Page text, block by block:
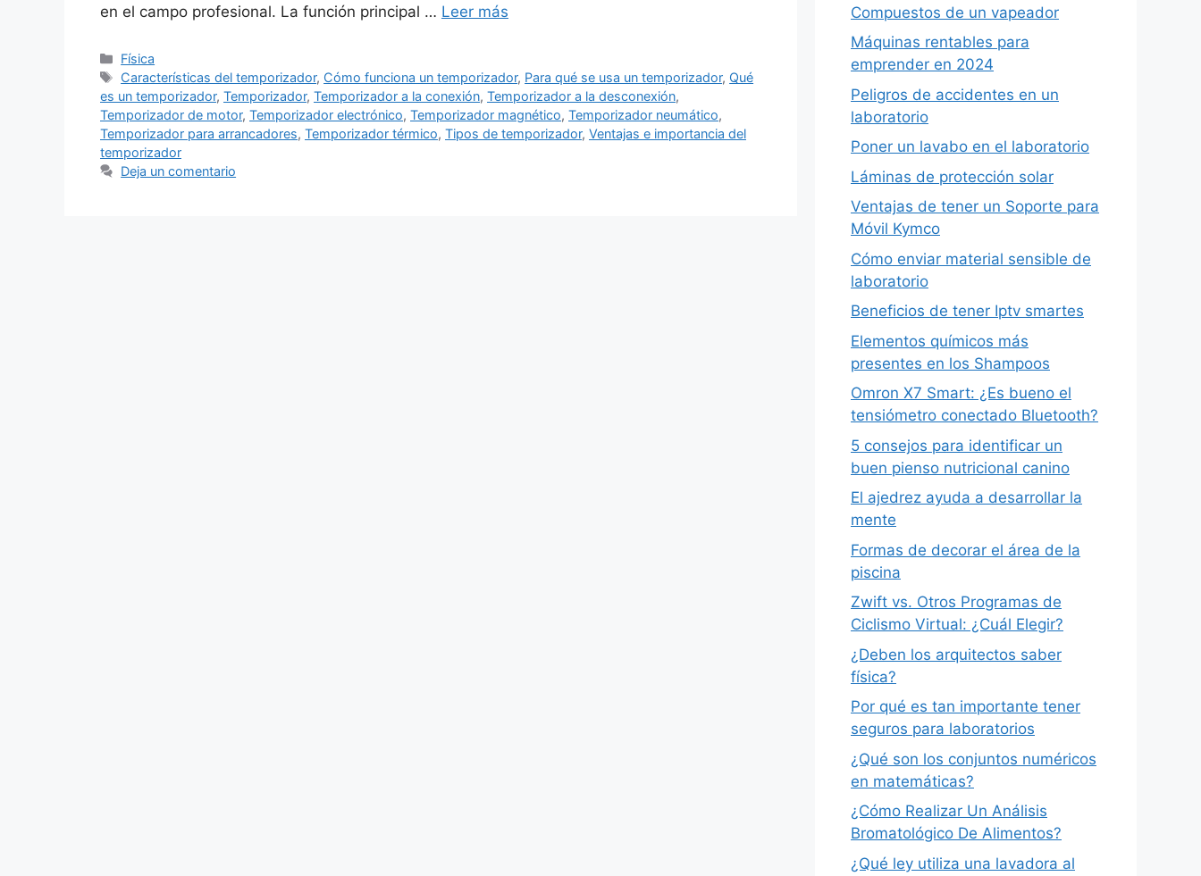
en el campo profesional. La función principal … Leer más
Categorías
Física
Etiquetas
Características del temporizador, Cómo funciona un temporizador, Para qué se usa un temporizador, Qué
es un temporizador, Temporizador, Temporizador a la conexión, Temporizador a la desconexión,
Temporizador de motor, Temporizador electrónico, Temporizador magnético, Temporizador neumático,
Temporizador para arrancadores, Temporizador térmico, Tipos de temporizador, Ventajas e importancia del
temporizador
Deja un comentario
Compuestos de un vapeador
Máquinas rentables para
emprender en 2024
Peligros de accidentes en un
laboratorio
Poner un lavabo en el laboratorio
Láminas de protección solar
Ventajas de tener un Soporte para
Móvil Kymco
Cómo enviar material sensible de
laboratorio
Beneficios de tener Iptv smartes
Elementos químicos más
presentes en los Shampoos
Omron X7 Smart: ¿Es bueno el
tensiómetro conectado Bluetooth?
5 consejos para identificar un
buen pienso nutricional canino
El ajedrez ayuda a desarrollar la
mente
Formas de decorar el área de la
piscina
Zwift vs. Otros Programas de
Ciclismo Virtual: ¿Cuál Elegir?
¿Deben los arquitectos saber
física?
Por qué es tan importante tener
seguros para laboratorios
¿Qué son los conjuntos numéricos
en matemáticas?
¿Cómo Realizar Un Análisis
Bromatológico De Alimentos?
¿Qué ley utiliza una lavadora al